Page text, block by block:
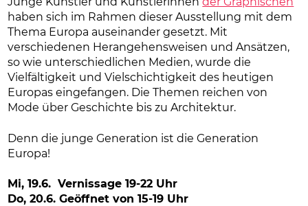
haben sich im Rahmen dieser Ausstellung mit dem
Thema Europa auseinander gesetzt. Mit
verschiedenen Herangehensweisen und Ansätzen,
so wie unterschiedlichen Medien, wurde die
Vielfältigkeit und Vielschichtigkeit des heutigen
Europas eingefangen. Die Themen reichen von
Mode über Geschichte bis zu Architektur.
Denn die junge Generation ist die Generation
Europa!
Mi, 19.6. Vernissage 19-22 Uhr
Do, 20.6. Geöffnet von 15-19 Uhr